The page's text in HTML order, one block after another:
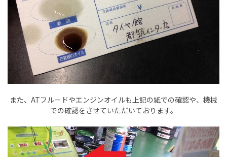
また、ATフルードやエンジンオイルも上記の紙での確認や、機械
での確認をさせていただいております。